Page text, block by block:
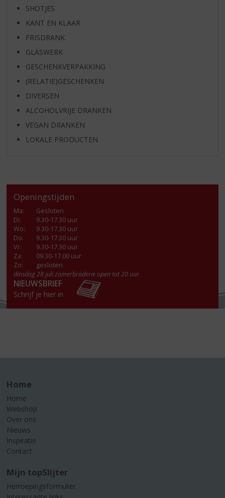
SHOTJES
KANT EN KLAAR
FRISDRANK
GLASWERK
GESCHENKVERPAKKING
(RELATIE)GESCHENKEN
DIVERSEN
ALCOHOLVRIJE DRANKEN
VEGAN DRANKEN
LOKALE PRODUCTEN
Openingstijden
Ma:
Gesloten
Di:
9.30-17.30 uur
Wo:
9.30-17.30 uur
Do:
9.30-17.30 uur
Vr:
9.30-17.30 uur
Za:
09.30-17.00 uur
Zo:
gesloten
dinsdag 28 juli zomerbraderie open tot 20 uur
NIEUWSBRIEF
Schrijf je hier in
Home
Home
Webshop
Over ons
Nieuws
Inspiratie
Contact
Mijn topSlijter
Herroepingsformulier